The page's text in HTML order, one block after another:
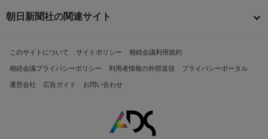
朝日新聞社の関連サイト
このサイトについて サイトポリシー 相続会議利用規約
相続会議プライバシーポリシー 利用者情報の外部送信 プライバシーポータル
運営会社 広告ガイド お問い合わせ